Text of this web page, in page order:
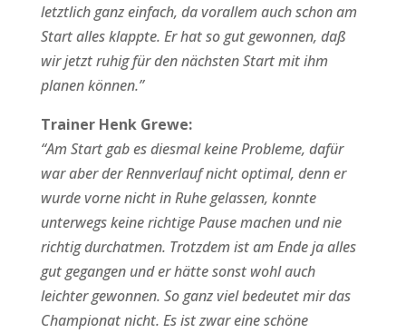
letztlich ganz einfach, da vorallem auch schon am
Start alles klappte. Er hat so gut gewonnen, daß
wir jetzt ruhig für den nächsten Start mit ihm
planen können.”
Trainer Henk Grewe:
“Am Start gab es diesmal keine Probleme, dafür
war aber der Rennverlauf nicht optimal, denn er
wurde vorne nicht in Ruhe gelassen, konnte
unterwegs keine richtige Pause machen und nie
richtig durchatmen. Trotzdem ist am Ende ja alles
gut gegangen und er hätte sonst wohl auch
leichter gewonnen. So ganz viel bedeutet mir das
Championat nicht. Es ist zwar eine schöne